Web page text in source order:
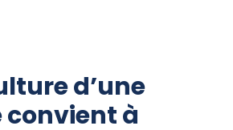
d’une
à